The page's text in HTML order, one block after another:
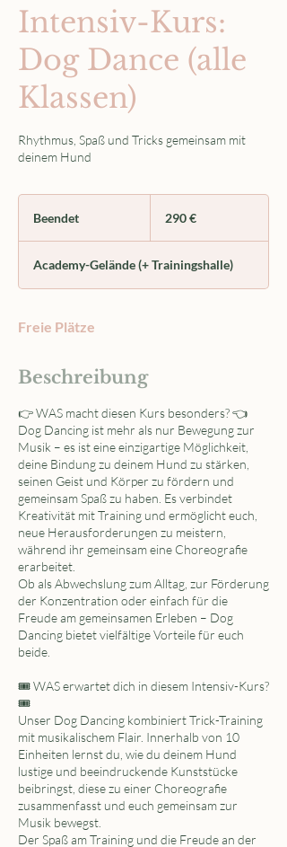
Intensiv-Kurs:
Dog Dance (alle
Klassen)
Rhythmus, Spaß und Tricks gemeinsam mit
deinem Hund
Beendet
n
d
t
290 €
Academy-Gelände (+ Trainingshalle)
Freie Plätze
Beschreibung
👉 WAS macht diesen Kurs besonders? 👈
Dog Dancing ist mehr als nur Bewegung zur
Musik – es ist eine einzigartige Möglichkeit,
deine Bindung zu deinem Hund zu stärken,
seinen Geist und Körper zu fördern und
gemeinsam Spaß zu haben. Es verbindet
Kreativität mit Training und ermöglicht euch,
neue Herausforderungen zu meistern,
während ihr gemeinsam eine Choreografie
erarbeitet.
Ob als Abwechslung zum Alltag, zur Förderung
der Konzentration oder einfach für die
Freude am gemeinsamen Erleben – Dog
Dancing bietet vielfältige Vorteile für euch
beide.
🎟️ WAS erwartet dich in diesem Intensiv-Kurs?
🎟️
Unser Dog Dancing kombiniert Trick-Training
mit musikalischem Flair. Innerhalb von 10
Einheiten lernst du, wie du deinem Hund
lustige und beeindruckende Kunststücke
beibringst, diese zu einer Choreografie
zusammenfasst und euch gemeinsam zur
Musik bewegst.
Der Spaß am Training und die Freude an der